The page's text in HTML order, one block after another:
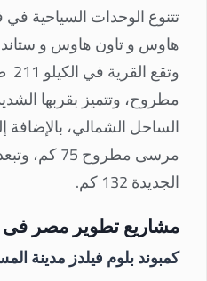
تتنوع الوحدات السياحية في
هاوس و تاون هاوس و ستاند
مطروح، وتتميز بقربها
الساحل الشمالي،
مرسى مطروح
الجديدة 132 كم.
مشاريع تطوير مصر فى
كمبوند بلوم فيلدز مدينة